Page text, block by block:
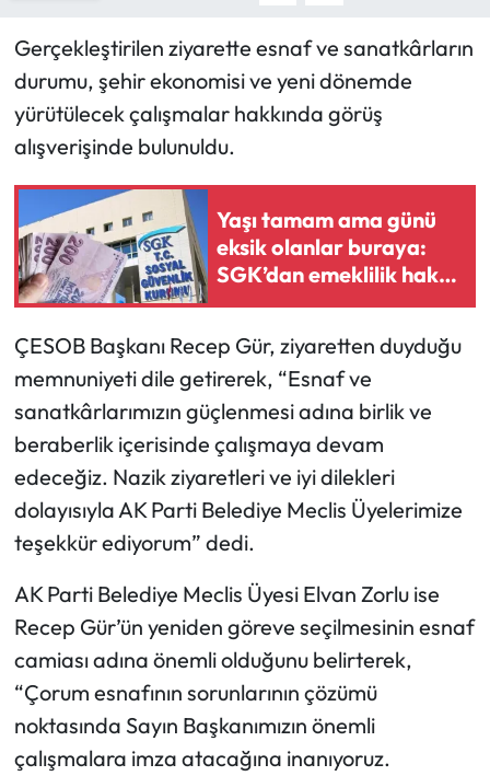
Gerçekleştirilen ziyarette esnaf ve sanatkârların
durumu, şehir ekonomisi ve yeni dönemde
yürütülecek çalışmalar hakkında görüş
alışverişinde bulunuldu.
Yaşı tamam ama günü
eksik olanlar buraya:
SGK’dan emeklilik hakkı
kazandıran reçete
ÇESOB Başkanı Recep Gür, ziyaretten duyduğu
memnuniyeti dile getirerek, “Esnaf ve
sanatkârlarımızın güçlenmesi adına birlik ve
beraberlik içerisinde çalışmaya devam
edeceğiz. Nazik ziyaretleri ve iyi dilekleri
dolayısıyla AK Parti Belediye Meclis Üyelerimize
teşekkür ediyorum” dedi.
AK Parti Belediye Meclis Üyesi Elvan Zorlu ise
Recep Gür’ün yeniden göreve seçilmesinin esnaf
camiası adına önemli olduğunu belirterek,
“Çorum esnafının sorunlarının çözümü
noktasında Sayın Başkanımızın önemli
çalışmalara imza atacağına inanıyoruz.
Laçin Haberleri
Magazin
Mecitözü Haberleri
Oğuzlar Haberleri
Ortaköy Haberleri
Osmancık Haberleri
Otomotiv
Resmi İlan
Resmi Reklam
Sağlık
Siyaset
Spor
Sungurlu Haberleri